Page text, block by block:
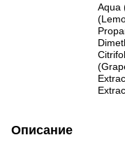
Aqua
Описание